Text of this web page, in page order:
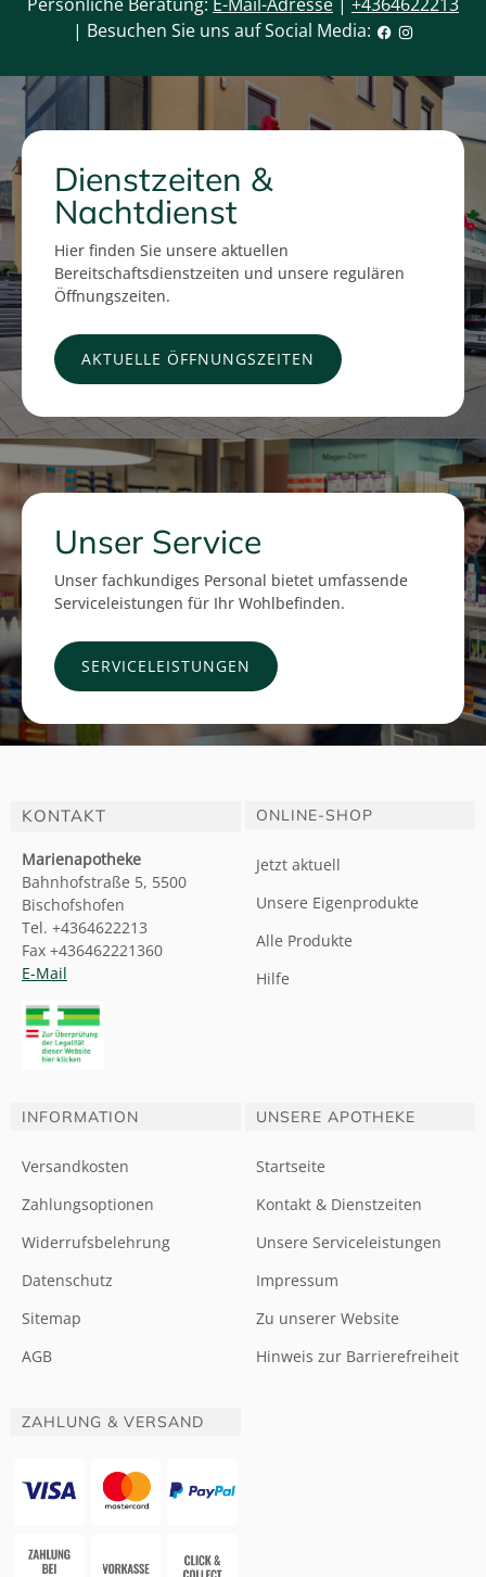
| Besuchen Sie uns auf Social Media:
Dienstzeiten &
Nachtdienst
Hier finden Sie unsere aktuellen
Bereitschaftsdienstzeiten und unsere regulären
Öffnungszeiten.
AKTUELLE ÖFFNUNGSZEITEN
Unser Service
Unser fachkundiges Personal bietet umfassende
Serviceleistungen für Ihr Wohlbefinden.
SERVICELEISTUNGEN
KONTAKT
Marienapotheke
Bahnhofstraße 5, 5500
Bischofshofen
Tel. +4364622213
Fax +436462221360
E-Mail
ONLINE-SHOP
Jetzt aktuell
Unsere Eigenprodukte
Alle Produkte
Hilfe
INFORMATION
Versandkosten
Zahlungsoptionen
Widerrufsbelehrung
Datenschutz
Sitemap
AGB
UNSERE APOTHEKE
Startseite
Kontakt & Dienstzeiten
Unsere Serviceleistungen
Impressum
Zu unserer Website
Hinweis zur Barrierefreiheit
ZAHLUNG & VERSAND